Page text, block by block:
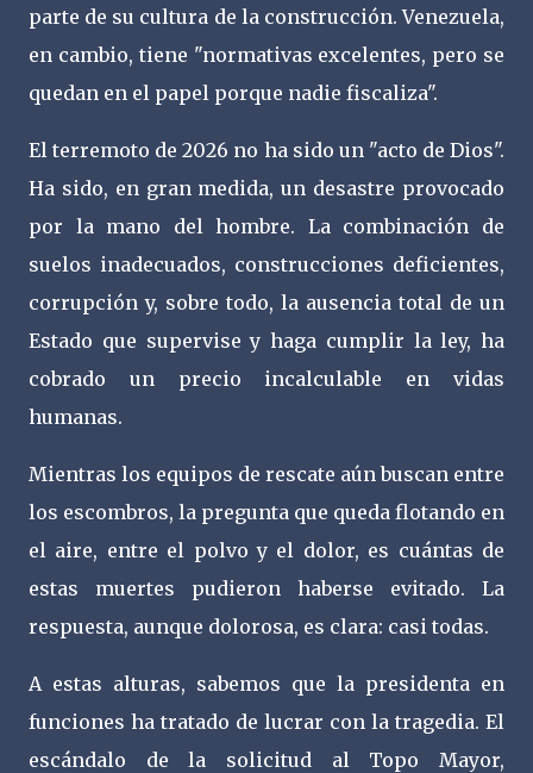
parte de su cultura de la construcción. Venezuela,
en cambio, tiene "normativas excelentes, pero se
quedan en el papel porque nadie fiscaliza".
El terremoto de 2026 no ha sido un "acto de Dios".
Ha sido, en gran medida, un desastre provocado
por la mano del hombre. La combinación de
suelos inadecuados, construcciones deficientes,
corrupción y, sobre todo, la ausencia total de un
Estado que supervise y haga cumplir la ley, ha
cobrado un precio incalculable en vidas
humanas.
Mientras los equipos de rescate aún buscan entre
los escombros, la pregunta que queda flotando en
el aire, entre el polvo y el dolor, es cuántas de
estas muertes pudieron haberse evitado. La
respuesta, aunque dolorosa, es clara: casi todas.
A estas alturas, sabemos que la presidenta en
funciones ha tratado de lucrar con la tragedia. El
escándalo de la solicitud al Topo Mayor,